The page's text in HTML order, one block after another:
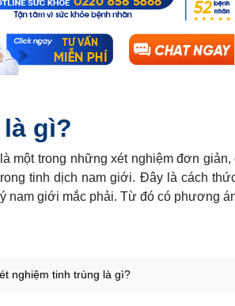
gì?
một trong những xét nghiệm đơn
tinh dịch nam giới. Đây là cách
nam giới mắc phải. Từ đó có phương
nghiệm tinh trùng là gì?